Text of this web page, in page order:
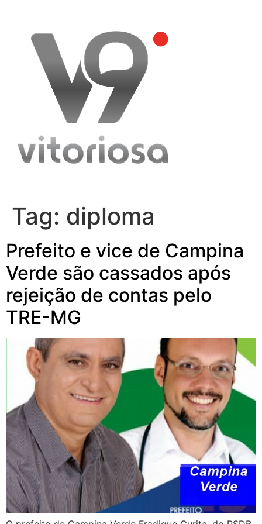
content
Tag: diploma
Prefeito e vice de Campina
Verde são cassados após
rejeição de contas pelo
TRE-MG